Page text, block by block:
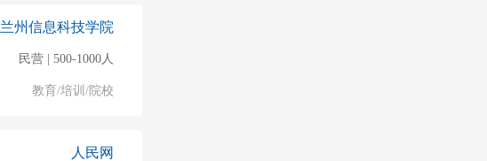
兰州信息科技学院
民营 | 500-1000人
教育/培训/院校
人民网